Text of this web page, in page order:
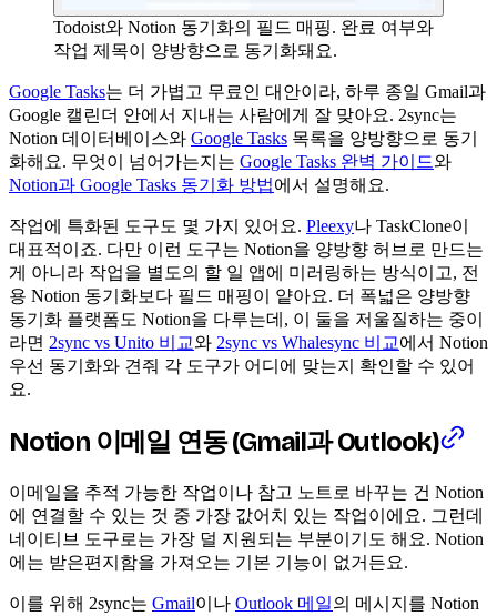
Todoist와 Notion 동기화의 필드 매핑. 완료 여부와
작업 제목이 양방향으로 동기화돼요.
Google Tasks는 더 가볍고 무료인 대안이라, 하루 종일 Gmail과
Google 캘린더 안에서 지내는 사람에게 잘 맞아요. 2sync는
Notion 데이터베이스와 Google Tasks 목록을 양방향으로 동기
화해요. 무엇이 넘어가는지는 Google Tasks 완벽 가이드와
Notion과 Google Tasks 동기화 방법에서 설명해요.
작업에 특화된 도구도 몇 가지 있어요. Pleexy나 TaskClone이
대표적이죠. 다만 이런 도구는 Notion을 양방향 허브로 만드는
게 아니라 작업을 별도의 할 일 앱에 미러링하는 방식이고, 전
용 Notion 동기화보다 필드 매핑이 얕아요. 더 폭넓은 양방향
동기화 플랫폼도 Notion을 다루는데, 이 둘을 저울질하는 중이
라면 2sync vs Unito 비교와 2sync vs Whalesync 비교에서 Notion
우선 동기화와 견줘 각 도구가 어디에 맞는지 확인할 수 있어
요.
Notion 이메일 연동 (Gmail과 Outlook)
이메일을 추적 가능한 작업이나 참고 노트로 바꾸는 건 Notion
에 연결할 수 있는 것 중 가장 값어치 있는 작업이에요. 그런데
네이티브 도구로는 가장 덜 지원되는 부분이기도 해요. Notion
에는 받은편지함을 가져오는 기본 기능이 없거든요.
이를 위해 2sync는 Gmail이나 Outlook 메일의 메시지를 Notion